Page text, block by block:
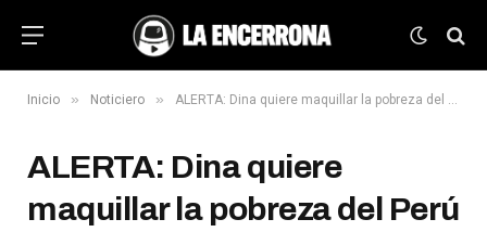
Inicio » Noticiero » ALERTA: Dina quiere maquillar la pobreza del Perú #LaEncerrona
ALERTA: Dina quiere
maquillar la pobreza del Perú